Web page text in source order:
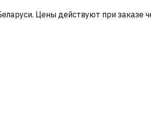
Цены действуют при заказе